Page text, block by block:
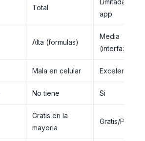
Total
app
Alta (formulas)
Media
(interfaz)
Mala en celular Excelente
No tiene Si
Gratis en la
mayoria
Gratis/Pago